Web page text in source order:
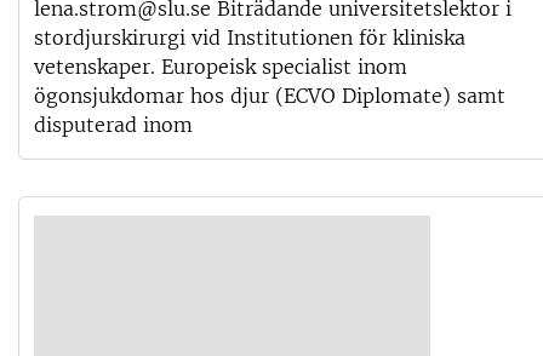
lena.strom@slu.se Biträdande universitetslektor i
stordjurskirurgi vid Institutionen för kliniska
vetenskaper. Europeisk specialist inom
ögonsjukdomar hos djur (ECVO Diplomate) samt
disputerad inom